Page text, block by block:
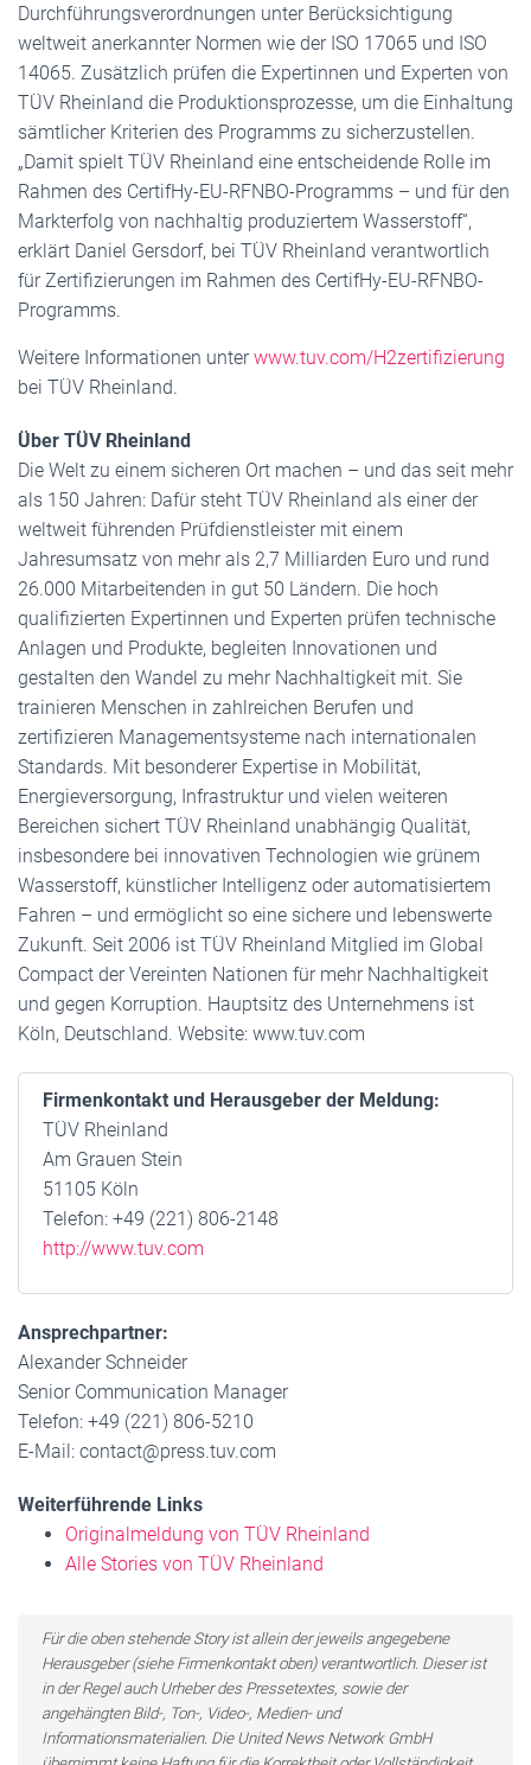
Durchführungsverordnungen unter Berücksichtigung
weltweit anerkannter Normen wie der ISO 17065 und ISO
14065. Zusätzlich prüfen die Expertinnen und Experten von
TÜV Rheinland die Produktionsprozesse, um die Einhaltung
sämtlicher Kriterien des Programms zu sicherzustellen.
„Damit spielt TÜV Rheinland eine entscheidende Rolle im
Rahmen des CertifHy-EU-RFNBO-Programms – und für den
Markterfolg von nachhaltig produziertem Wasserstoff“,
erklärt Daniel Gersdorf, bei TÜV Rheinland verantwortlich
für Zertifizierungen im Rahmen des CertifHy-EU-RFNBO-
Programms.
Weitere Informationen unterwww.tuv.com/H2zertifizierung
bei TÜV Rheinland.
Über TÜV Rheinland
Die Welt zu einem sicheren Ort machen – und das seit mehr
als 150 Jahren: Dafür steht TÜV Rheinland als einer der
weltweit führenden Prüfdienstleister mit einem
Jahresumsatz von mehr als 2,7 Milliarden Euro und rund
26.000 Mitarbeitenden in gut 50 Ländern. Die hoch
qualifizierten Expertinnen und Experten prüfen technische
Anlagen und Produkte, begleiten Innovationen und
gestalten den Wandel zu mehr Nachhaltigkeit mit. Sie
trainieren Menschen in zahlreichen Berufen und
zertifizieren Managementsysteme nach internationalen
Standards. Mit besonderer Expertise in Mobilität,
Energieversorgung, Infrastruktur und vielen weiteren
Bereichen sichert TÜV Rheinland unabhängig Qualität,
insbesondere bei innovativen Technologien wie grünem
Wasserstoff, künstlicher Intelligenz oder automatisiertem
Fahren – und ermöglicht so eine sichere und lebenswerte
Zukunft. Seit 2006 ist TÜV Rheinland Mitglied im Global
Compact der Vereinten Nationen für mehr Nachhaltigkeit
und gegen Korruption. Hauptsitz des Unternehmens ist
Köln, Deutschland. Website: www.tuv.com
Firmenkontakt und Herausgeber der Meldung:
TÜV Rheinland
Am Grauen Stein
51105 Köln
Telefon: +49 (221) 806-2148
http://www.tuv.com
Ansprechpartner:
Alexander Schneider
Senior Communication Manager
Telefon: +49 (221) 806-5210
E-Mail: contact@press.tuv.com
Weiterführende Links
Originalmeldung von TÜV Rheinland
Alle Stories von TÜV Rheinland
Für die oben stehende Story ist allein der jeweils angegebene
Herausgeber (siehe Firmenkontakt oben) verantwortlich. Dieser ist
in der Regel auch Urheber des Pressetextes, sowie der
angehängten Bild-, Ton-, Video-, Medien- und
Informationsmaterialien. Die United News Network GmbH